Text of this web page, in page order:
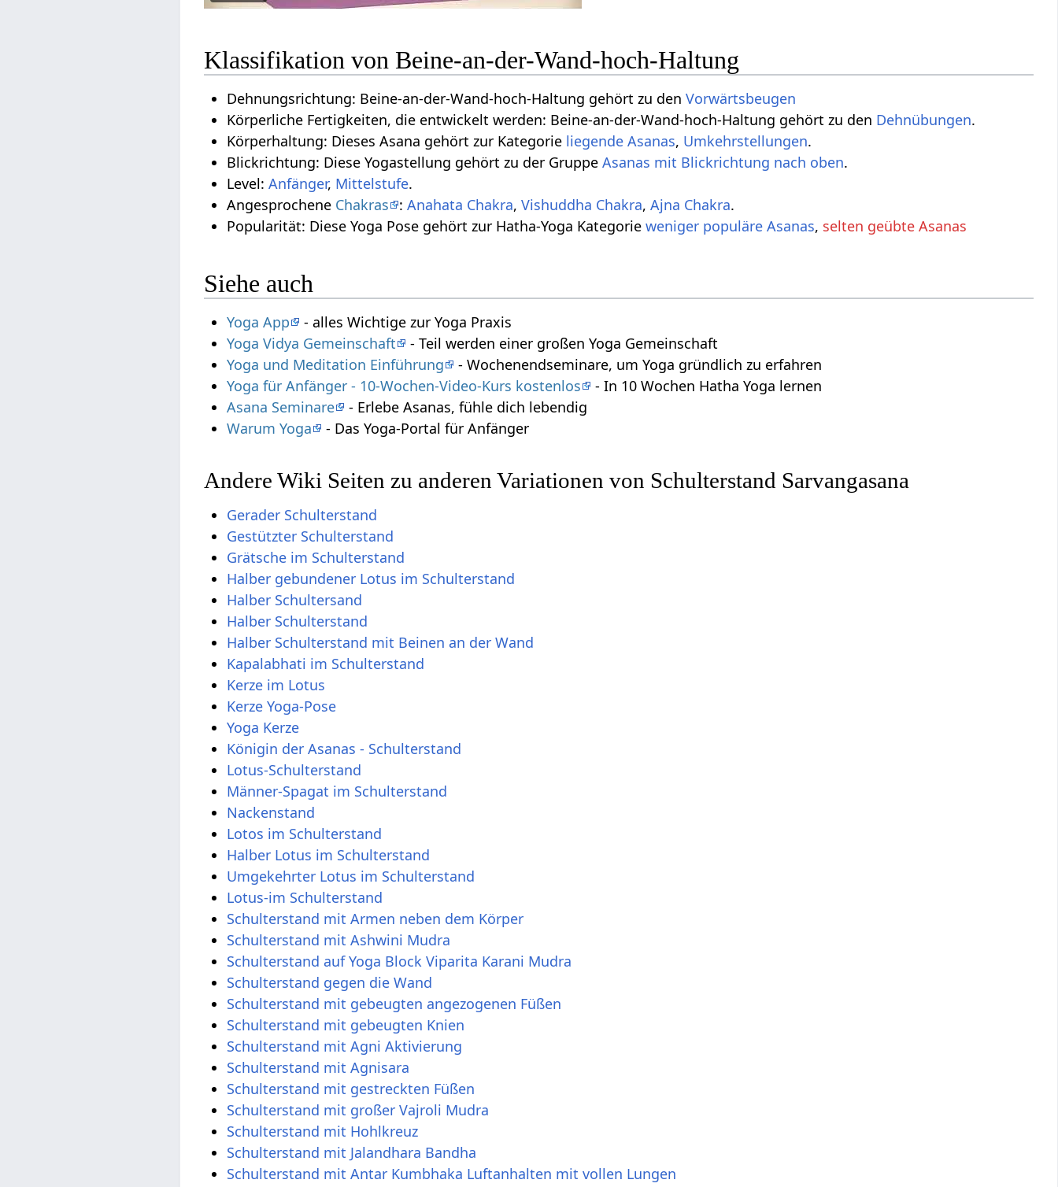
Klassifikation von Beine-an-der-Wand-hoch-Haltung
Dehnungsrichtung: Beine-an-der-Wand-hoch-Haltung gehört zu denVorwärtsbeugen
Körperliche Fertigkeiten, die entwickelt werden: Beine-an-der-Wand-hoch-Haltung gehört zu den Dehnübungen.
Körperhaltung: Dieses Asana gehört zur Kategorie liegende Asanas, Umkehrstellungen.
Blickrichtung: Diese Yogastellung gehört zu der GruppeAsanas mit Blickrichtung nach oben.
Level:Anfänger, Mittelstufe.
Angesprochene Chakras :Anahata Chakra,Vishuddha Chakra,Ajna Chakra.
Popularität: Diese Yoga Pose gehört zur Hatha-Yoga Kategorieweniger populäre Asanas, selten geübte Asanas
Siehe auch
Yoga App
- alles Wichtige zur Yoga Praxis
Yoga Vidya Gemeinschaft
- Teil werden einer großen Yoga Gemeinschaft
Yoga und Meditation Einführung
- Wochenendseminare, um Yoga gründlich zu erfahren
Yoga für Anfänger - 10-Wochen-Video-Kurs kostenlos
- In 10 Wochen Hatha Yoga lernen
Asana Seminare
- Erlebe Asanas, fühle dich lebendig
Warum Yoga
- Das Yoga-Portal für Anfänger
Andere Wiki Seiten zu anderen Variationen von Schulterstand Sarvangasana
Gerader Schulterstand
Gestützter Schulterstand
Grätsche im Schulterstand
Halber gebundener Lotus im Schulterstand
Halber Schultersand
Halber Schulterstand
Halber Schulterstand mit Beinen an der Wand
Kapalabhati im Schulterstand
Kerze im Lotus
Kerze Yoga-Pose
Yoga Kerze
Königin der Asanas - Schulterstand
Lotus-Schulterstand
Männer-Spagat im Schulterstand
Nackenstand
Lotos im Schulterstand
Halber Lotus im Schulterstand
Umgekehrter Lotus im Schulterstand
Lotus-im Schulterstand
Schulterstand mit Armen neben dem Körper
Schulterstand mit Ashwini Mudra
Schulterstand auf Yoga Block Viparita Karani Mudra
Schulterstand gegen die Wand
Schulterstand mit gebeugten angezogenen Füßen
Schulterstand mit gebeugten Knien
Schulterstand mit Agni Aktivierung
Schulterstand mit Agnisara
Schulterstand mit gestreckten Füßen
Schulterstand mit großer Vajroli Mudra
Schulterstand mit Hohlkreuz
Schulterstand mit Jalandhara Bandha
Schulterstand mit Antar Kumbhaka Luftanhalten mit vollen Lungen